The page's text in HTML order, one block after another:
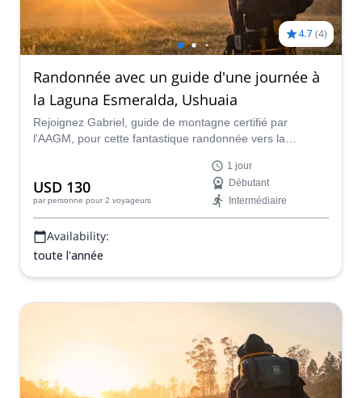
4.7 (4)
Randonnée avec un guide d'une journée à
la Laguna Esmeralda, Ushuaia
Rejoignez Gabriel, guide de montagne certifié par
l'AAGM, pour cette fantastique randonnée vers la
d'une beauté envoûtante vous attend !
USD 130
par personne pour 2 voyageurs
1 jour
Débutant
Intermédiaire
Availability:
toute l'année